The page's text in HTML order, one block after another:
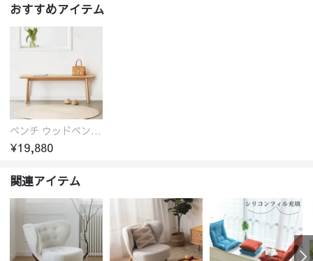
おすすめアイテム
ベンチ ウッドベンチ オーク ダイニングベンチ 2人掛け 二人掛け 長椅子 ウッド 玄関スツール オーク材 ラタン 椅子 アジアンテイスト おしゃれ チェア いす イス 北欧
¥19,880
関連アイテム